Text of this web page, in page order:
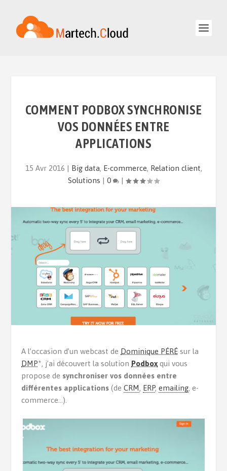
COMMENT PODBOX SYNCHRONISE
VOS DONNÉES ENTRE
APPLICATIONS
15 Avr 2016 | Big data, E-commerce, Relation client,
Solutions | 0 |
A l’occasion d’un webcast de Dominique PÉRÉ sur la
DMP*, j’ai découvert la solution Podbox qui vous
propose de synchroniser vos données entre
différentes applications (deCRM, ERP,emailing, e-
commerce…).